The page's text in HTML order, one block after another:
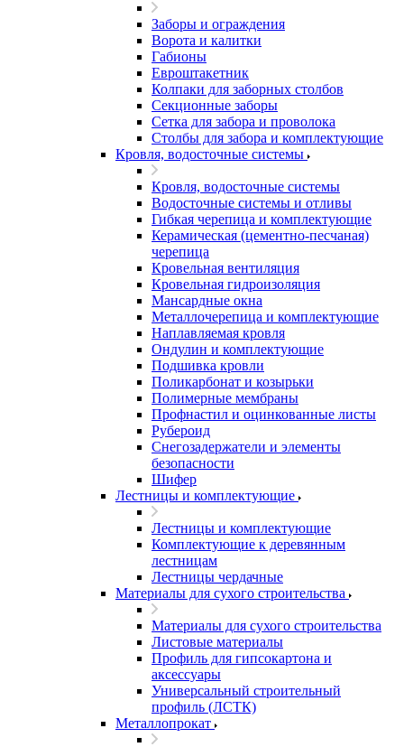
Заборы и ограждения
Ворота и калитки
Габионы
Евроштакетник
Колпаки для заборных столбов
Секционные заборы
Сетка для забора и проволока
Столбы для забора и комплектующие
Кровля, водосточные системы
Кровля, водосточные системы
Водосточные системы и отливы
Гибкая черепица и комплектующие
Керамическая (цементно-песчаная)
черепица
Кровельная вентиляция
Кровельная гидроизоляция
Мансардные окна
Металлочерепица и комплектующие
Наплавляемая кровля
Ондулин и комплектующие
Подшивка кровли
Поликарбонат и козырьки
Полимерные мембраны
Профнастил и оцинкованные листы
Рубероид
Снегозадержатели и элементы
безопасности
Шифер
Лестницы и комплектующие
Лестницы и комплектующие
Комплектующие к деревянным
лестницам
Лестницы чердачные
Материалы для сухого строительства
Материалы для сухого строительства
Листовые материалы
Профиль для гипсокартона и
аксессуары
Универсальный строительный
профиль (ЛСТК)
Металлопрокат